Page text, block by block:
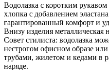
Водолазка с коротким
хлопка с добавлением
гарантированный комфорт и
Внизу изделия металлическая
Совет стилиста: водолазка
нестрогом офисном образе
трубами, жилетом и кедами в
наряде.